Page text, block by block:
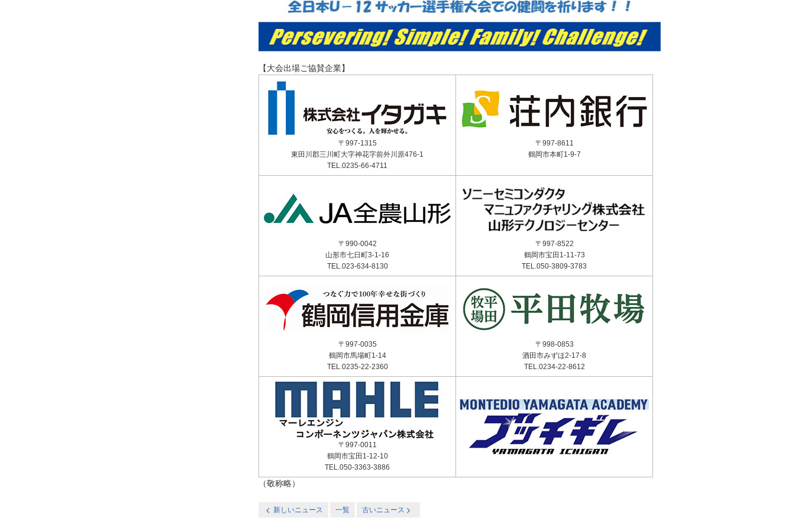
【大会出場ご協賛企業】
〒997-1315
東田川郡三川町大字神花字前外川原476-1
TEL.0235-66-4711
〒997-8611
鶴岡市本町1-9-7
〒990-0042
山形市七日町3-1-16
TEL.023-634-8130
〒997-8522
鶴岡市宝田1-11-73
TEL.050-3809-3783
〒997-0035
鶴岡市馬場町1-14
TEL.0235-22-2360
〒998-0853
酒田市みずほ2-17-8
TEL.0234-22-8612
〒997-0011
鶴岡市宝田1-12-10
TEL.050-3363-3886
（敬称略）
新しいニュース 一覧 古いニュース